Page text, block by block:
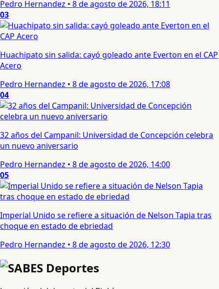
Pedro Hernandez • 8 de agosto de 2026, 18:11
03
Huachipato sin salida: cayó goleado ante Everton en el CAP
Acero
Pedro Hernandez • 8 de agosto de 2026, 17:08
04
32 años del Campanil: Universidad de Concepción celebra
un nuevo aniversario
Pedro Hernandez • 8 de agosto de 2026, 14:00
05
Imperial Unido se refiere a situación de Nelson Tapia tras
choque en estado de ebriedad
Pedro Hernandez • 8 de agosto de 2026, 12:30